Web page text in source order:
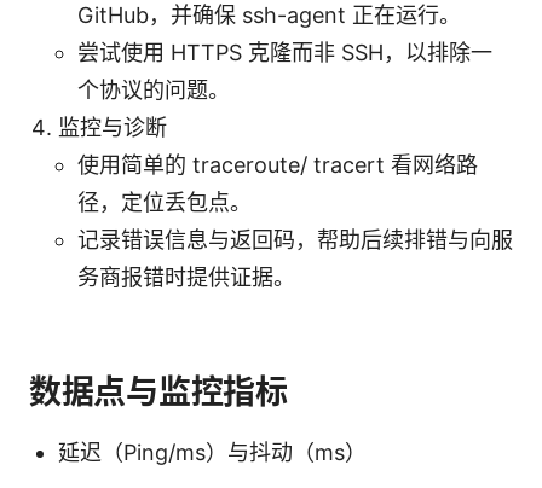
GitHub，并确保 ssh-agent 正在运行。
尝试使用 HTTPS 克隆而非 SSH，以排除一
个协议的问题。
监控与诊断
使用简单的 traceroute/ tracert 看网络路
径，定位丢包点。
记录错误信息与返回码，帮助后续排错与向服
务商报错时提供证据。
数据点与监控指标
延迟（Ping/ms）与抖动（ms）